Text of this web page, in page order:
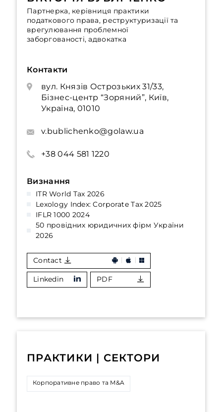
Партнерка, керівниця практики
податкового права, реструктуризації та
врегулювання проблемної
заборгованості, адвокатка
Контакти
вул. Князів Острозьких 31/33,
Бізнес-центр “Зоряний”, Київ,
Україна, 01010
v.bublichenko@golaw.ua
+38 044 581 1220
Визнання
ITR World Tax 2026
Lexology Index: Corporate Tax 2025
IFLR 1000 2024
50 провідних юридичних фірм України
2026
Contact
Linkedin PDF
ПРАКТИКИ | СЕКТОРИ
Корпоративне право та M&A